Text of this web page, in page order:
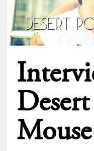
Mouse